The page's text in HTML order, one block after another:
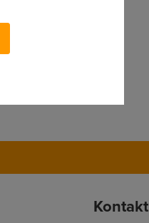
Kontakt